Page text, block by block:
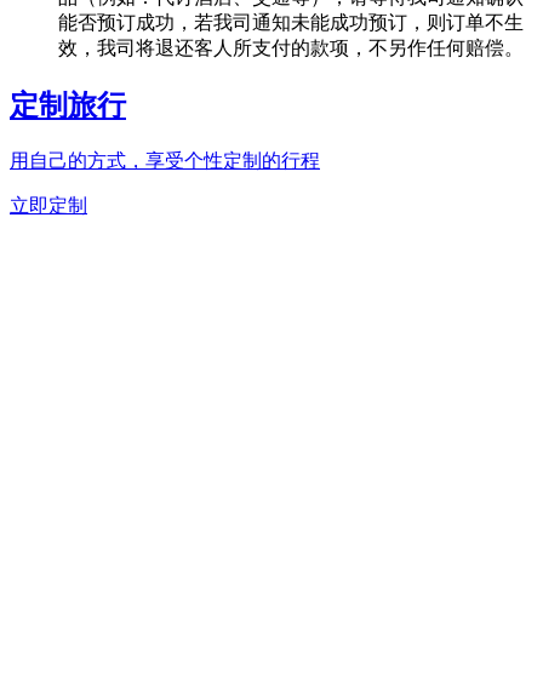
能否预订成功，若我司通知未能成功预订，则订单不生
效，我司将退还客人所支付的款项，不另作任何赔偿。
定制旅行
用自己的方式，享受个性定制的行程
立即定制